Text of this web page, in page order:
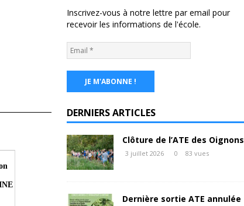
Inscrivez-vous à notre lettre par email pour
recevoir les informations de l'école.
DERNIERS ARTICLES
Clôture de l’ATE des Oignons
3 juillet 2026 0 83 vues
Dernière sortie ATE annulée